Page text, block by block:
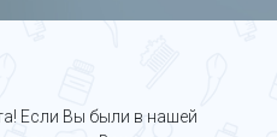
Если Вы были в нашей